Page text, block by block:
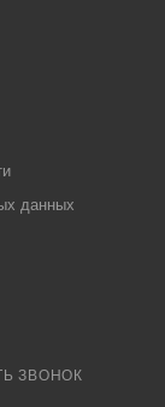
данных
ЗВОНОК